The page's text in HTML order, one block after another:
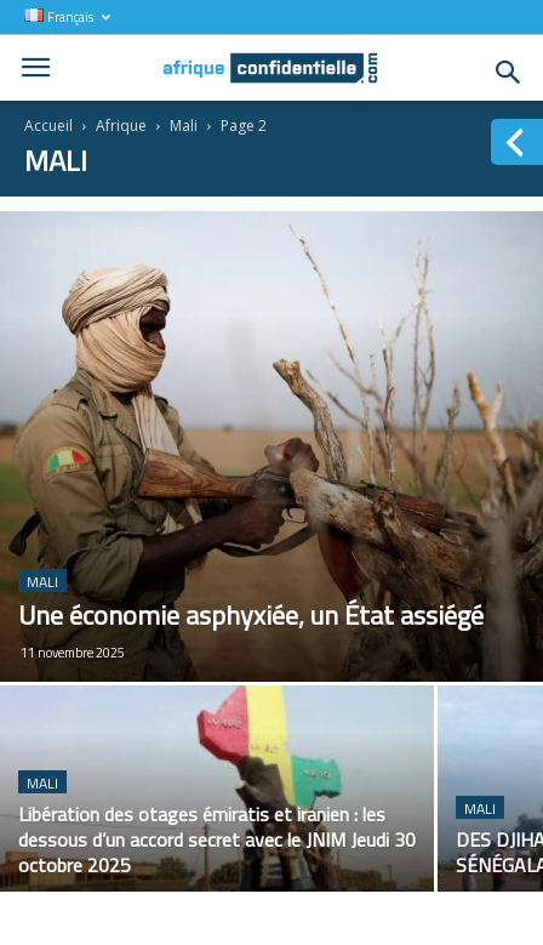
Français
Accueil Afrique Mali Page 2
MALI
MALI
Une économie asphyxiée, un État assiégé
11 novembre 2025
MALI
Libération des otages émiratis et iranien : les
dessous d’un accord secret avec le JNIM Jeudi 30
octobre 2025
MALI
DES